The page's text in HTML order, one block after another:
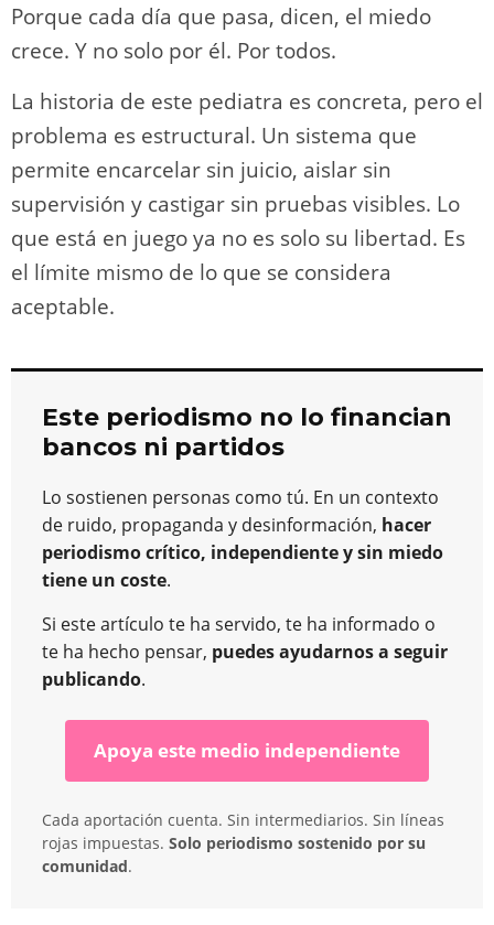
Porque cada día que pasa, dicen, el miedo
crece. Y no solo por él. Por todos.
La historia de este pediatra es concreta, pero el
problema es estructural. Un sistema que
permite encarcelar sin juicio, aislar sin
supervisión y castigar sin pruebas visibles. Lo
que está en juego ya no es solo su libertad. Es
el límite mismo de lo que se considera
aceptable.
Este periodismo no lo financian
bancos ni partidos
Lo sostienen personas como tú. En un contexto
de ruido, propaganda y desinformación, hacer
periodismo crítico, independiente y sin miedo
tiene un coste.
Si este artículo te ha servido, te ha informado o
te ha hecho pensar, puedes ayudarnos a seguir
publicando.
Apoya este medio independiente
Cada aportación cuenta. Sin intermediarios. Sin líneas
rojas impuestas. Solo periodismo sostenido por su
comunidad.